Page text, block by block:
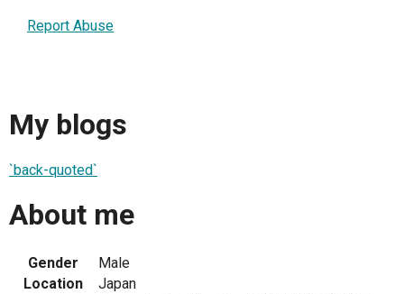
Report Abuse
My blogs
`back-quoted`
About me
Gender
Male
Location
Japan